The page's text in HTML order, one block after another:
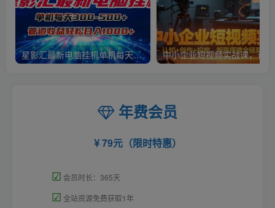
星影汇最新电脑挂机单机每天300+团队管道收益轻松日入1000+
年费会员
79元（限时特惠）
☑ 会员时长：365天
☑ 全站资源免费获取1年